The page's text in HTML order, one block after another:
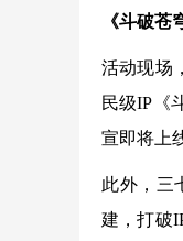
《斗破
活动现场
民级IP《
宣即将上
此外，三
建，打破